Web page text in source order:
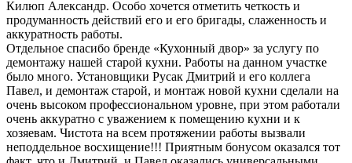
Килюп Александр. Особо хочется отметить четкость и
продуманность действий его и его бригады, слаженность и
аккуратность работы.
Отдельное спасибо бренде «Кухонный двор» за услугу по
демонтажу нашей старой кухни. Работы на данном участке
было много. Установщики Русак Дмитрий и его коллега
Павел, и демонтаж старой, и монтаж новой кухни сделали на
очень высоком профессиональном уровне, при этом работали
очень аккуратно с уважением к помещению кухни и к
хозяевам. Чистота на всем протяжении работы вызвали
неподдельное восхищение!!! Приятным бонусом оказался тот